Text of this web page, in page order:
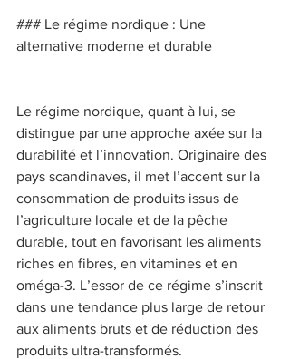
### Le régime nordique : Une
alternative moderne et durable
Le régime nordique, quant à lui, se
distingue par une approche axée sur la
durabilité et l’innovation. Originaire des
pays scandinaves, il met l’accent sur la
consommation de produits issus de
l’agriculture locale et de la pêche
durable, tout en favorisant les aliments
riches en fibres, en vitamines et en
oméga-3. L’essor de ce régime s’inscrit
dans une tendance plus large de retour
aux aliments bruts et de réduction des
produits ultra-transformés.